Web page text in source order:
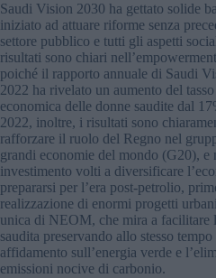
Saudi Vision 2030 ha gettato solide
iniziato ad attuare riforme senza
settore pubblico e tutti gli aspetti
risultati sono chiari
poiché il rapporto annuale di Saudi
2022 ha rivelato un aumento del
economica delle donne saudite dal
2022, inoltre, i risultati sono
rafforzare il ruolo del Regno nel
grandi economie del mondo (G20), e
investimento volti a diversificare
prepararsi per l’era post-petrolio,
realizzazione di enormi progetti
unica di NEOM, che mira a facilitare
saudita preservando allo stesso
affidamento sull’energia verde e
emissioni nocive di carbonio.